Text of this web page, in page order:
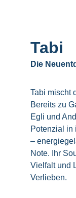
Tabi
Die
Tabi mischt
Bereits zu
Egli und
Potenzial in
–
Note. Ihr
Vielfalt und
Verlieben.